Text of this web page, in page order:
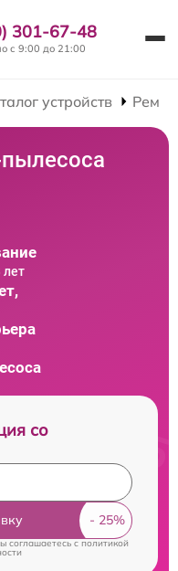
301-67-48
с 9:00 до 21:00
устройств
лет
со
соглашаетесь cполитикой